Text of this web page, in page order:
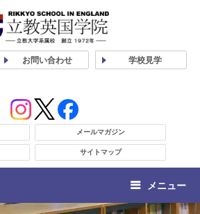
お問い合わせ 学校見学
メールマガジン
サイトマップ
メニュー